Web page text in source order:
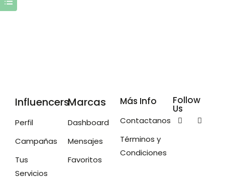
Influencers
Perfil
Campañas
Tus
Servicios
Marcas
Dashboard
Mensajes
Favoritos
Más Info
Contactanos
Términos y
Condiciones
Follow
Us